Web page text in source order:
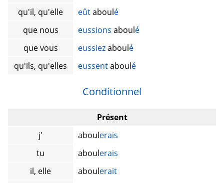
qu'il, qu'elle
eûtaboulé
que nous
eussions aboulé
que vous
eussiezaboulé
qu'ils, qu'elles
eussentaboulé
Conditionnel
Présent
j'
aboulerais
tu
aboulerais
il, elle
aboulerait